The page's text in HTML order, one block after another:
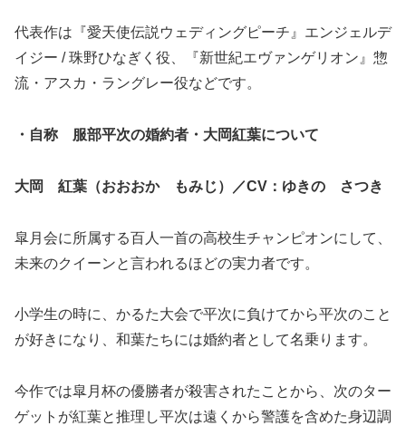
代表作は『愛天使伝説ウェディングピーチ』エンジェルデ
イジー / 珠野ひなぎく役、『新世紀エヴァンゲリオン』惣
流・アスカ・ラングレー役などです。
・自称 服部平次の婚約者・大岡紅葉について
大岡 紅葉（おおおか もみじ）／CV ：ゆきの さつき
皐月会に所属する百人一首の高校生チャンピオンにして、
未来のクイーンと言われるほどの実力者です。
小学生の時に、かるた大会で平次に負けてから平次のこと
が好きになり、和葉たちには婚約者として名乗ります。
今作では皐月杯の優勝者が殺害されたことから、次のター
ゲットが紅葉と推理し平次は遠くから警護を含めた身辺調